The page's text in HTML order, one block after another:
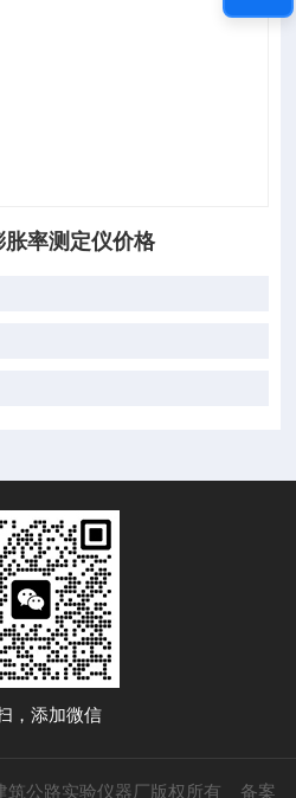
率测定仪价格
，添加微信
筑公路实验仪器厂版权所有 备案